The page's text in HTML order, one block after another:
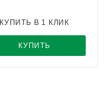
КУПИТЬ
КУПИТЬ В 1 КЛИК